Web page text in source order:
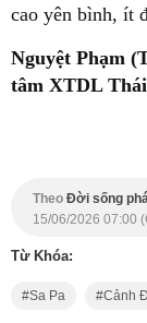
cao yên bình, ít
Nguyệt Phạm
tâm XTDL
Theo Đời sống
15/06/2026 07:00
Từ Khóa:
Sa Pa Cảnh